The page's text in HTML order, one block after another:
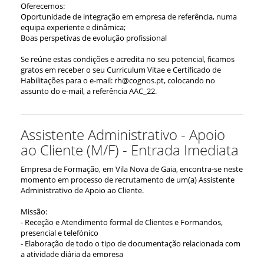
Oferecemos:
Oportunidade de integração em empresa de referência, numa
equipa experiente e dinâmica;
Boas perspetivas de evolução profissional
Se reúne estas condições e acredita no seu potencial, ficamos
gratos em receber o seu Curriculum Vitae e Certificado de
Habilitações para o e-mail: rh@cognos.pt, colocando no
assunto do e-mail, a referência AAC_22.
Assistente Administrativo - Apoio
ao Cliente (M/F) - Entrada Imediata
Empresa de Formação, em Vila Nova de Gaia, encontra-se neste
momento em processo de recrutamento de um(a) Assistente
Administrativo de Apoio ao Cliente.
Missão:
- Receção e Atendimento formal de Clientes e Formandos,
presencial e telefónico
- Elaboração de todo o tipo de documentação relacionada com
a atividade diária da empresa